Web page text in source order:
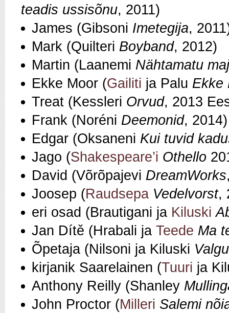
teadis ussisõnu, 2011)
James (Gibsoni Imetegija,
Mark (Quilteri Boyband, 2012)
Martin (Laanemi Nähtamatu
Ekke Moor (Gailiti ja Palu Ekke
Treat (Kessleri Orvud, 2013
Frank (Noréni Deemonid, 2014)
Edgar (Oksaneni Kui tuvid
Jago (Shakespeare’i Othello
David (Võrõpajevi DreamWorks
Joosep (Raudsepa Vedelvorst,
eri osad (Brautigani ja Kiluski
Jan Dítě (Hrabali ja Teede Ma
Õpetaja (Nilsoni ja Kiluski
kirjanik Saarelainen (Tuuri ja
Anthony Reilly (Shanley
John Proctor (Milleri Salemi